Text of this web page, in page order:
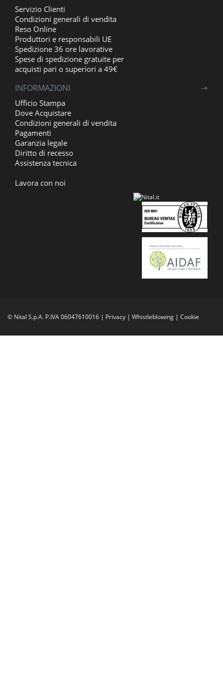
Servizio Clienti
Condizioni generali di vendita
Reso Online
Produttori e responsabili UE
Spedizione 36 ore lavorative
Spese di spedizione gratuite per
acquisti pari o superiori a 49€
INFORMAZIONI +
-
Ufficio Stampa
Dove Acquistare
Condizioni generali di vendita
Pagamenti
Garanzia legale
Diritto di recesso
Assistenza tecnica
Lavora con noi
© Nital S.p.A. P.IVA 06047610016 | Privacy | Whistleblowing | Cookie